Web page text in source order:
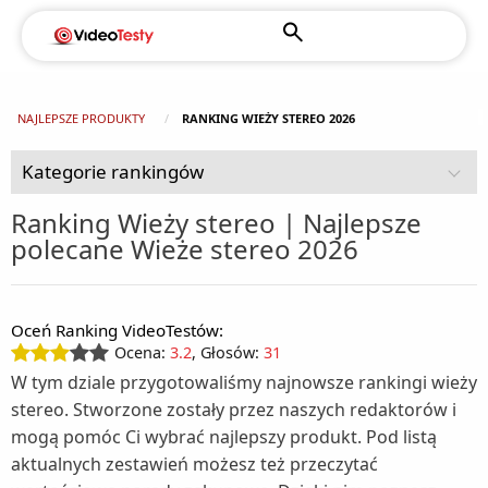
NAJLEPSZE PRODUKTY RANKING WIEŻY STEREO 2026
Kategorie rankingów
AGD (92)
Chłodziarko - zamrażarki wolnostojące (1)
Kuchenki do zabudowy (2)
Kuchnie wolnostojące (5)
Lodówki do zabudowy (5)
Lodówki wolnostojące (16)
Dom i ogród (108)
Agregaty prądotwórcze (1)
Alarmy (1)
Baseny ogrodowe (4)
Ciśnieniomierze (2)
Drobne AGD do higieny i pielęgnacji (49)
Depilatory (3)
Elektryczne pilniki do stóp (1)
Golarki (3)
Drobne AGD do kuchni i domu (125)
Akcesoria kuchenne (1)
Automaty do popcornu (1)
Fotografia i filmowanie (16)
Aparaty fotograficzne (6)
Gry i konsole (11)
Ranking Wieży stereo | Najlepsze
polecane Wieże stereo 2026
Oceń Ranking VideoTestów:
Ocena: 3.2, Głosów: 31
W tym dziale przygotowaliśmy najnowsze rankingi wieży
stereo. Stworzone zostały przez naszych redaktorów i
mogą pomóc Ci wybrać najlepszy produkt. Pod listą
aktualnych zestawień możesz też przeczytać